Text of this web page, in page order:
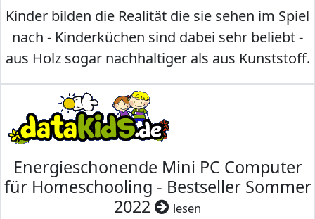
Kinder bilden die Realität die sie sehen im Spiel
nach - Kinderküchen sind dabei sehr beliebt -
aus Holz sogar nachhaltiger als aus Kunststoff.
Energieschonende Mini PC Computer
für Homeschooling - Bestseller Sommer
2022
lesen